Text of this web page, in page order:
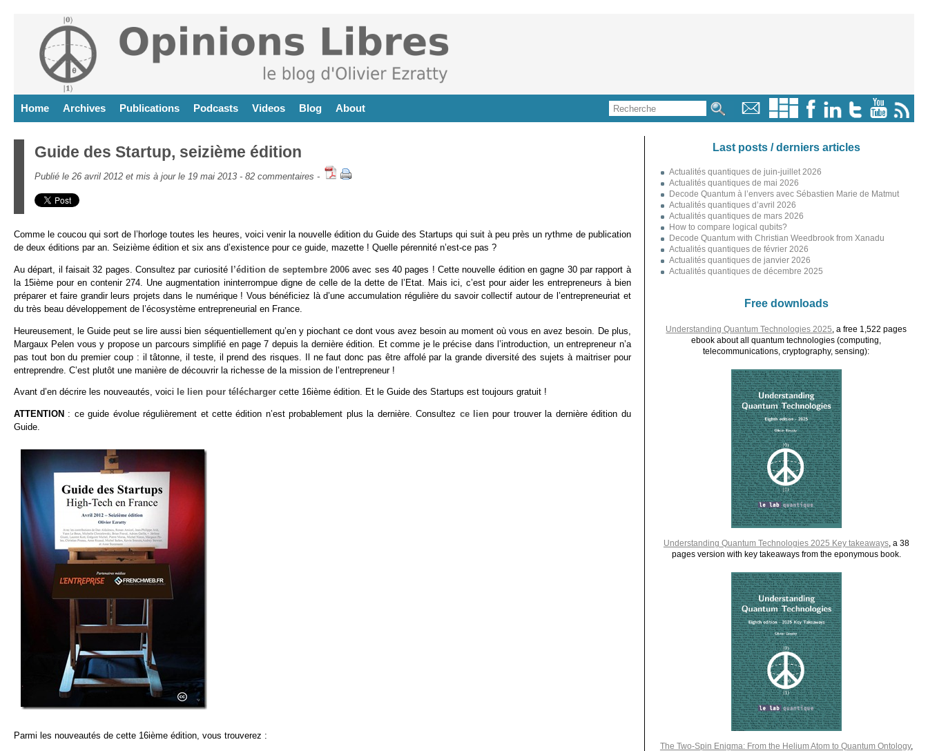
Home Archives Publications Podcasts Videos Blog About
Guide des Startup, seizième édition
Publié le 26 avril 2012 et mis à jour le 19 mai 2013 - 82 commentaires -
Comme le coucou qui sort de l’horloge toutes les heures, voici venir la nouvelle édition du Guide des Startups qui suit à peu près un rythme de publication
de deux éditions par an. Seizième édition et six ans d’existence pour ce guide, mazette ! Quelle pérennité n’est-ce pas ?
Au départ, il faisait 32 pages. Consultez par curiosité l’édition de septembre 2006avec ses 40 pages ! Cette nouvelle édition en gagne 30 par rapport à
la 15ième pour en contenir 274. Une augmentation ininterrompue digne de celle de la dette de l’Etat. Mais ici, c’est pour aider les entrepreneurs à bien
préparer et faire grandir leurs projets dans le numérique ! Vous bénéficiez là d’une accumulation régulière du savoir collectif autour de l’entrepreneuriat et
du très beau développement de l’écosystème entrepreneurial en France.
Heureusement, le Guide peut se lire aussi bien séquentiellement qu’en y piochant ce dont vous avez besoin au moment où vous en avez besoin. De plus,
Margaux Pelen vous y propose un parcours simplifié en page 7 depuis la dernière édition. Et comme je le précise dans l’introduction, un entrepreneur n’a
pas tout bon du premier coup : il tâtonne, il teste, il prend des risques. Il ne faut donc pas être affolé par la grande diversité des sujets à maitriser pour
entreprendre. C’est plutôt une manière de découvrir la richesse de la mission de l’entrepreneur !
Avant d’en décrire les nouveautés, voici le lien pour télécharger cette 16ième édition. Et le Guide des Startups est toujours gratuit !
ATTENTION : ce guide évolue régulièrement et cette édition n’est probablement plus la dernière. Consultez ce lien pour trouver la dernière édition du
Guide.
Parmi les nouveautés de cette 16ième édition, vous trouverez :
Last posts / derniers articles
Actualités quantiques de juin-juillet 2026
Actualités quantiques de mai 2026
Decode Quantum à l’envers avec Sébastien Marie de Matmut
Actualités quantiques d’avril 2026
Actualités quantiques de mars 2026
How to compare logical qubits?
Decode Quantum with Christian Weedbrook from Xanadu
Actualités quantiques de février 2026
Actualités quantiques de janvier 2026
Actualités quantiques de décembre 2025
Free downloads
Understanding Quantum Technologies 2025 , a free 1,522 pages
ebook about all quantum technologies (computing,
telecommunications, cryptography, sensing):
Understanding Quantum Technologies 2025 Key takeaways, a 38
pages version with key takeaways from the eponymous book.
The Two-Spin Enigma: From the Helium Atom to Quantum Ontology,